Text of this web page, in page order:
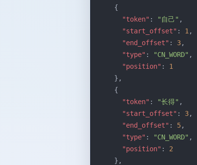
    {
      "token"
: "自己" ,
      "start_offset"
: 1 ,
      "end_offset"
: 3,
      "type"
: "CN_WORD" ,
      "position"
: 1
    },
    {
      "token"
: "长得" ,
      "start_offset"
: 3,
      "end_offset"
: 5,
      "type"
: "CN_WORD" ,
      "position"
: 2
    },